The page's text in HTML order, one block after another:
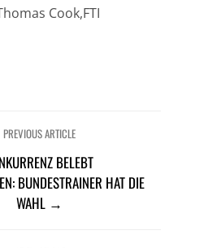
Cook,FTI
PREVIOUS ARTICLE
BELEBT
BUNDESTRAINER HAT DIE
WAHL →